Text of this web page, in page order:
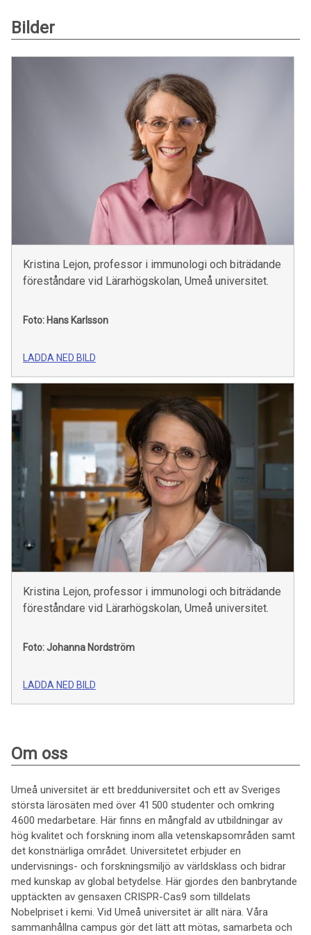
Bilder
Kristina Lejon, professor i immunologi och biträdande
föreståndare vid Lärarhögskolan, Umeå universitet.
Foto: Hans Karlsson
LADDA NED BILD
Kristina Lejon, professor i immunologi och biträdande
föreståndare vid Lärarhögskolan, Umeå universitet.
Foto: Johanna Nordström
LADDA NED BILD
Om oss
Umeå universitet är ett bredduniversitet och ett av Sveriges
största lärosäten med över 41 500 studenter och omkring
4 600 medarbetare. Här finns en mångfald av utbildningar av
hög kvalitet och forskning inom alla vetenskapsområden samt
det konstnärliga området. Universitetet erbjuder en
undervisnings- och forskningsmiljö av världsklass och bidrar
med kunskap av global betydelse. Här gjordes den banbrytande
upptäckten av gensaxen CRISPR-Cas9 som tilldelats
Nobelpriset i kemi. Vid Umeå universitet är allt nära. Våra
sammanhållna campus gör det lätt att mötas, samarbeta och